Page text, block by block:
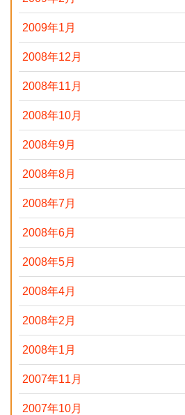
2009年1月
2008年12月
2008年11月
2008年10月
2008年9月
2008年8月
2008年7月
2008年6月
2008年5月
2008年4月
2008年2月
2008年1月
2007年11月
2007年10月